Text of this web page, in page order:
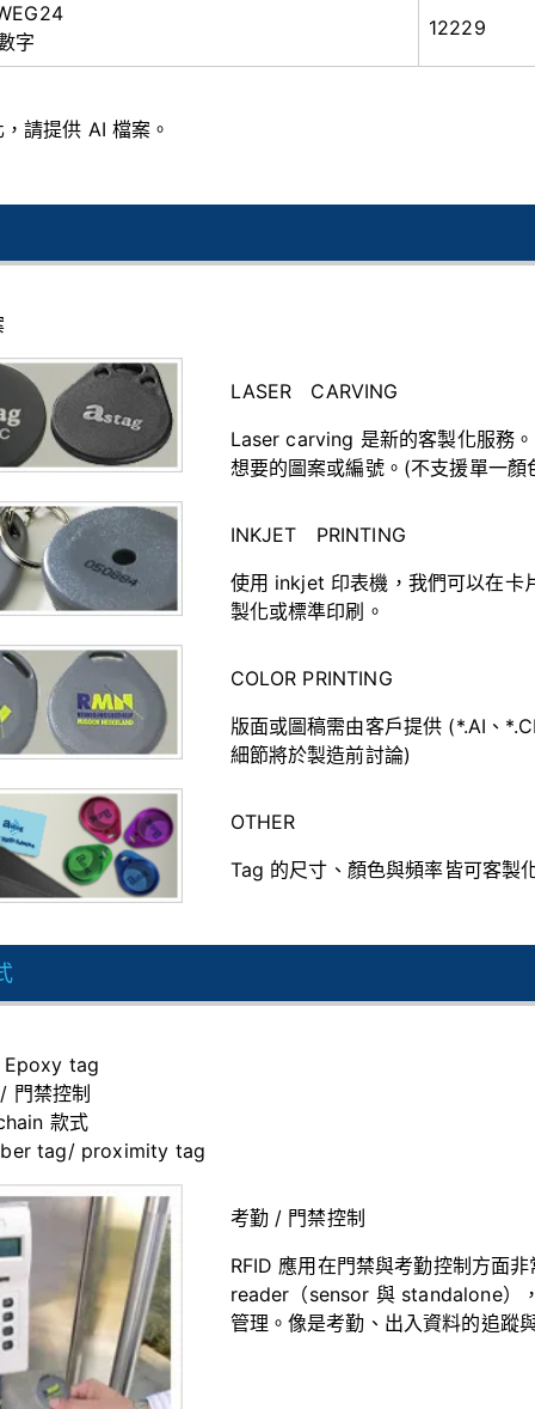
字
12229
請提供 AI 檔案。
LASER CARVING
Laser carving 是新的客製化服務
想要的圖案或編號。(不支援單一顏
INKJET PRINTING
使用 inkjet 印表機，我們可以在
製化或標準印刷。
COLOR PRINTING
版面或圖稿需由客戶提供 (*.AI、
細節將於製造前討論)
OTHER
Tag 的尺寸、顏色與頻率皆可客製
Epoxy tag
門禁控制
款式
tag/ proximity tag
考勤 / 門禁控制
RFID 應用在門禁與考勤控制方面
reader（sensor 與 standalone）
管理。像是考勤、出入資料的追蹤